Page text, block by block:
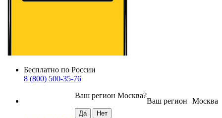
Бесплатно по России
8 (800) 500-35-76
Москва
Ваш регион
Ваш регион Москва?